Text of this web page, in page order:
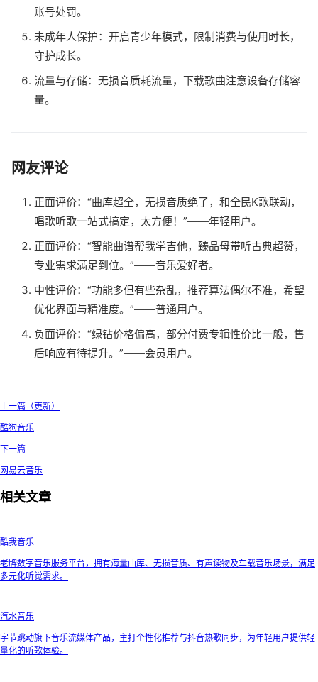
账号处罚。
未成年人保护：开启青少年模式，限制消费与使用时长，
守护成长。
流量与存储：无损音质耗流量，下载歌曲注意设备存储容
量。
网友评论
正面评价：“曲库超全，无损音质绝了，和全民K歌联动，
唱歌听歌一站式搞定，太方便！”——年轻用户。
正面评价：“智能曲谱帮我学吉他，臻品母带听古典超赞，
专业需求满足到位。”——音乐爱好者。
中性评价：“功能多但有些杂乱，推荐算法偶尔不准，希望
优化界面与精准度。”——普通用户。
负面评价：“绿钻价格偏高，部分付费专辑性价比一般，售
后响应有待提升。”——会员用户。
上一篇（更新）
酷狗音乐
下一篇
网易云音乐
相关文章
酷我音乐
老牌数字音乐服务平台，拥有海量曲库、无损音质、有声读物及车载音乐场景，满足
多元化听觉需求。
汽水音乐
字节跳动旗下音乐流媒体产品，主打个性化推荐与抖音热歌同步，为年轻用户提供轻
量化的听歌体验。